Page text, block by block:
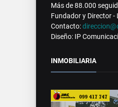
Más de 88.000
Fundador y Director -
Contacto:
Diseño: IP
INMOBILIARIA